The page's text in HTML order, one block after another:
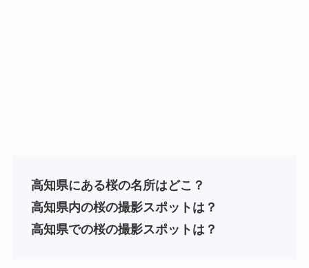
高知県にある桜の名所はどこ？
高知県内の桜の撮影スポットは？
高知県での桜の撮影スポットは？